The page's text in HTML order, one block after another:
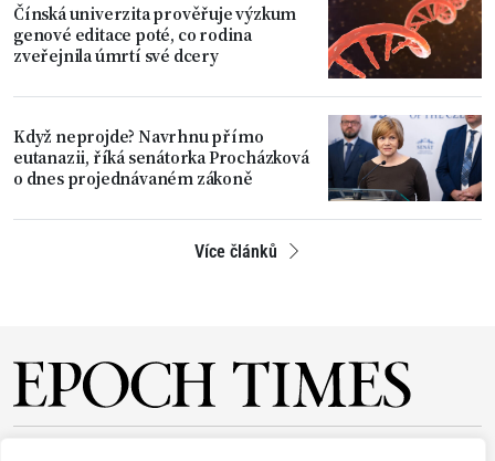
Čínská univerzita prověřuje výzkum
genové editace poté, co rodina
zveřejnila úmrtí své dcery
Když neprojde? Navrhnu přímo
eutanazii, říká senátorka Procházková
o dnes projednávaném zákoně
Více článků